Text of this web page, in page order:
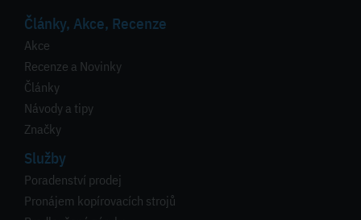
Články, Akce, Recenze
Akce
Recenze a Novinky
Články
Návody a tipy
Značky
Služby
Poradenství prodej
Pronájem kopírovacích strojů